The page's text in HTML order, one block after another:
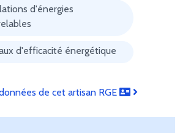
d'énergies
d'efficacité énergétique
de cet artisan RGE